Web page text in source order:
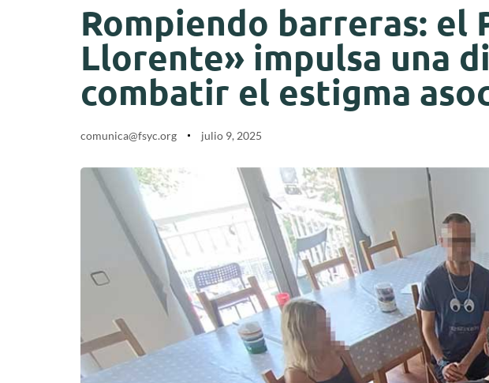
Rompiendo barreras: el
Llorente» impulsa una
combatir el estigma
comunica@fsyc.org julio 9, 2025